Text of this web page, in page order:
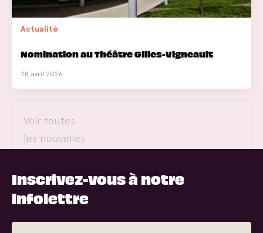
Actualité
Nomination au Théâtre Gilles-Vigneault
28 avril 2026
Voir toutes
les nouvelles
Inscrivez-vous à notre
infolettre